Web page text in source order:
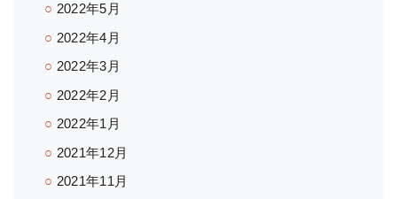
2022年5月
2022年4月
2022年3月
2022年2月
2022年1月
2021年12月
2021年11月